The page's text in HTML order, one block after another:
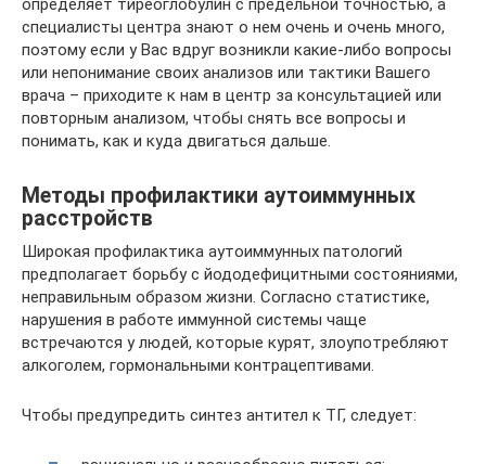
специалисты центра знают о нем очень и очень много,
поэтому если у Вас вдруг возникли какие-либо вопросы
или непонимание своих анализов или тактики Вашего
врача – приходите к нам в центр за консультацией или
повторным анализом, чтобы снять все вопросы и
понимать, как и куда двигаться дальше.
Методы профилактики аутоиммунных
расстройств
Широкая профилактика аутоиммунных патологий
предполагает борьбу с йододефицитными состояниями,
неправильным образом жизни. Согласно статистике,
нарушения в работе иммунной системы чаще
встречаются у людей, которые курят, злоупотребляют
алкоголем, гормональными контрацептивами.
Чтобы предупредить синтез антител к ТГ, следует: